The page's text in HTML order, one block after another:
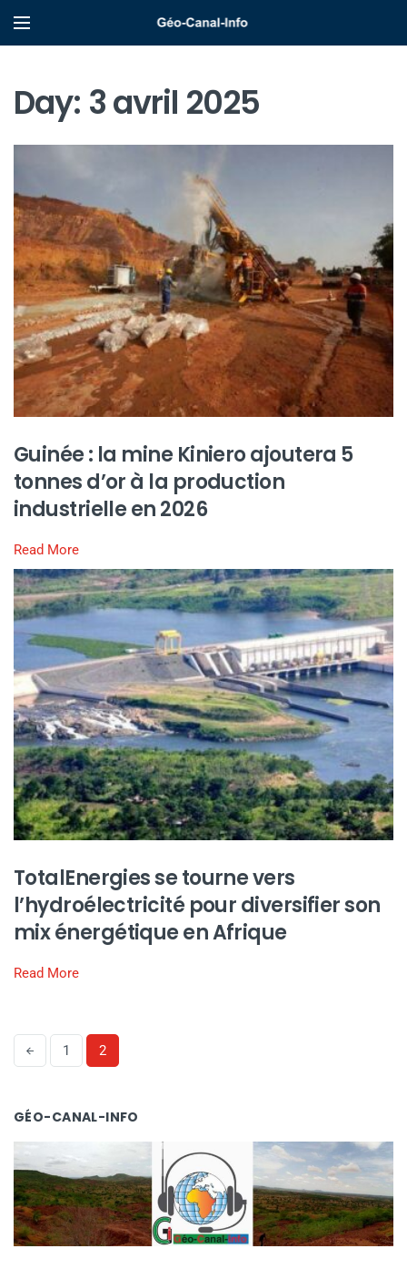
Day: 3 avril 2025
Guinée : la mine Kiniero ajoutera 5
tonnes d’or à la production
industrielle en 2026
Read More
TotalEnergies se tourne vers
l’hydroélectricité pour diversifier son
mix énergétique en Afrique
Read More
1 2
GÉO-CANAL-INFO